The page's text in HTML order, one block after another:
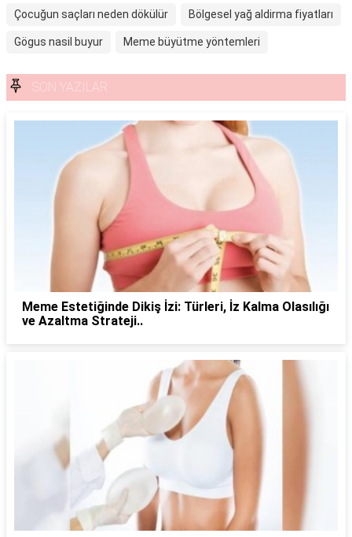
Çocuğun saçları neden dökülür Bölgesel yağ aldirma fiyatları
Gögus nasil buyur Meme büyütme yöntemleri
SON YAZILAR
Meme Estetiğinde Dikiş İzi: Türleri, İz Kalma Olasılığı
ve Azaltma Strateji..